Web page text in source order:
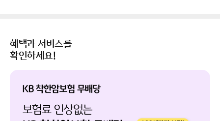
혜택과 서비스를
확인하세요!